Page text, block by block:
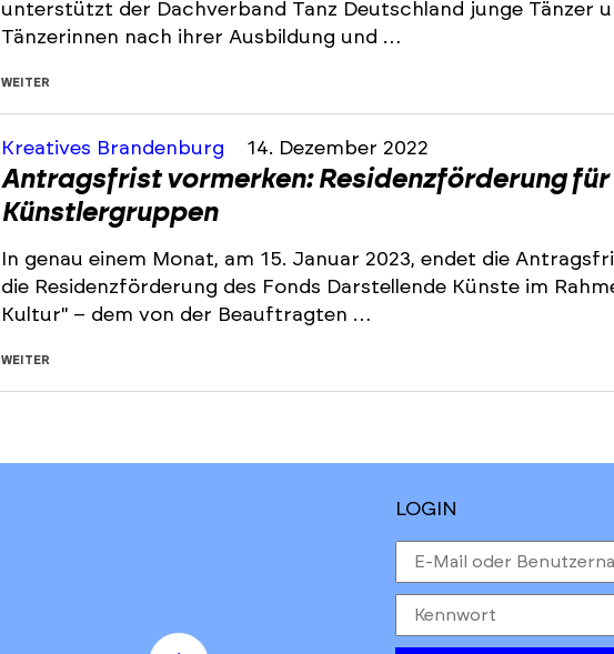
unterstützt der Dachverband Tanz Deutschland junge Tänzer
Tänzerinnen nach ihrer Ausbildung und …
WEITER
Kreatives Brandenburg 14. Dezember 2022
Antragsfrist vormerken: Residenzförderung für
Künstlergruppen
In genau einem Monat, am 15. Januar 2023, endet die
die Residenzförderung des Fonds Darstellende Künste im
Kultur" – dem von der Beauftragten …
WEITER
to
LOGIN